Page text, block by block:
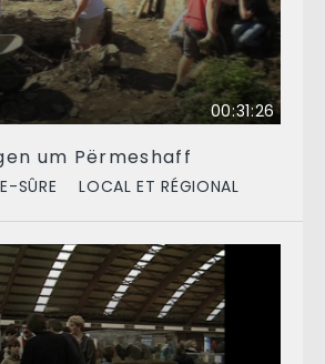
00:31:26
um Përmeshaff
SÛRE LOCAL ET RÉGIONAL